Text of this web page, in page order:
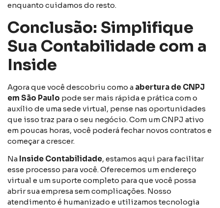
enquanto cuidamos do resto.
Conclusão: Simplifique
Sua Contabilidade com a
Inside
Agora que você descobriu como a abertura de CNPJ
em São Paulo pode ser mais rápida e prática com o
auxílio de uma sede virtual, pense nas oportunidades
que isso traz para o seu negócio. Com um CNPJ ativo
em poucas horas, você poderá fechar novos contratos e
começar a crescer.
Na Inside Contabilidade, estamos aqui para facilitar
esse processo para você. Oferecemos um endereço
virtual e um suporte completo para que você possa
abrir sua empresa sem complicações. Nosso
atendimento é humanizado e utilizamos tecnologia